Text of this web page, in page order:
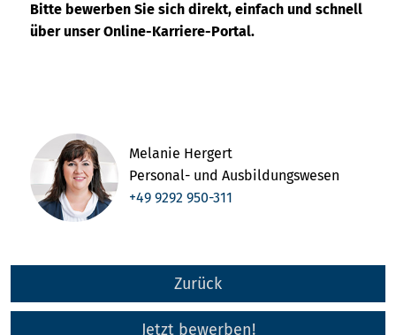
Bitte bewerben Sie sich direkt, einfach und schnell
über unser Online-Karriere-Portal.
Melanie Hergert
Personal- und Ausbildungswesen
+49 9292 950-311
Zurück
Jetzt bewerben!